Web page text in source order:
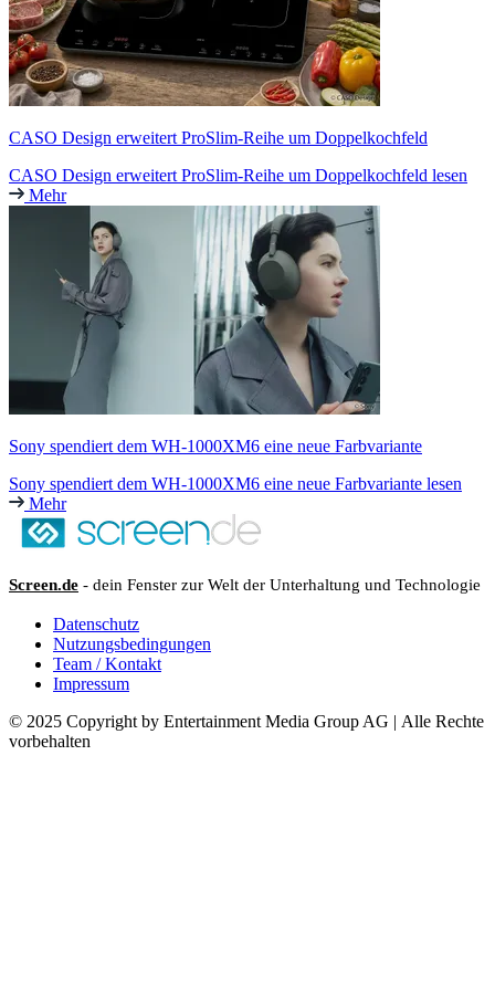
CASO Design erweitert ProSlim-Reihe um Doppelkochfeld
CASO Design erweitert ProSlim-Reihe um Doppelkochfeld lesen
Mehr
Sony spendiert dem WH-1000XM6 eine neue Farbvariante
Sony spendiert dem WH-1000XM6 eine neue Farbvariante lesen
Mehr
Screen.de - dein Fenster zur Welt der Unterhaltung und Technologie
Datenschutz
Nutzungsbedingungen
Team / Kontakt
Impressum
© 2025 Copyright by Entertainment Media Group AG | Alle Rechte
vorbehalten